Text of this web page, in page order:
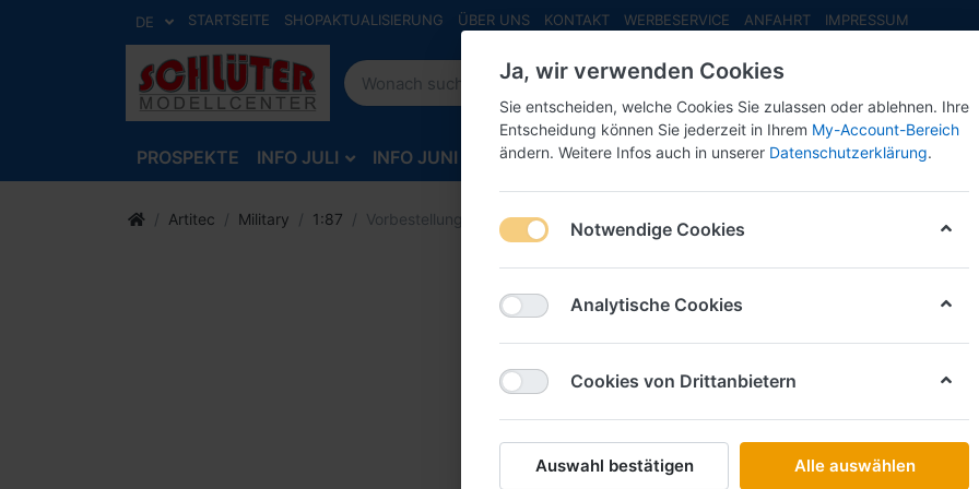
DE STARTSEITE SHOPAKTUALISIERUNG ÜBER UNS KONTAKT WERBESERVICE ANFAHRT IMPRESSUM
PROSPEKTE INFO JULI INFO JUNI INFO MAI NEU EINGETROFFEN NEUHEITEN
Artitec Military 1:87 Vorbestellung D-Day-Strandhindernisse -1:87- -Military Fertigmodell- ***Messe NH
Artitec
Art.-Nr.
Ja, wir verwenden Cookies
Sie entscheiden, welche Cookies Sie zulassen oder ablehnen. Ihre
Entscheidung können Sie jederzeit in Ihrem My-Account-Bereich
ändern. Weitere Infos auch in unserer Datenschutzerklärung.
Notwendige Cookies
Analytische Cookies
Cookies von Drittanbietern
Auswahl bestätigen Alle auswählen